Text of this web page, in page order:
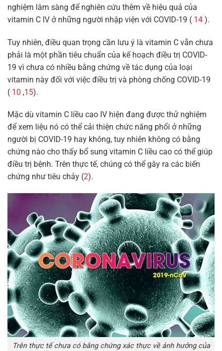
nghiệm lâm sàng để nghiên cứu thêm về hiệu quả của
vitamin C IV ở những người nhập viện với COVID-19 ( 14 ).
Tuy nhiên, điều quan trọng cần lưu ý là vitamin C vẫn chưa
phải là một phần tiêu chuẩn của kế hoạch điều trị COVID-
19 vì chưa có nhiều bằng chứng về tác dụng của loại
vitamin này đối với việc điều trị và phòng chống COVID-19
( 10 ,15).
Mặc dù vitamin C liều cao IV hiện đang được thử nghiệm
để xem liệu nó có thể cải thiện chức năng phổi ở những
người bị COVID-19 hay không, tuy nhiên không có bằng
chứng nào cho thấy bổ sung vitamin C liều cao có thể giúp
điều trị bệnh. Trên thực tế, chúng có thể gây ra các biến
chứng như tiêu chảy (2).
Trên thực tế chưa có bằng chứng xác thực về ảnh hưởng của